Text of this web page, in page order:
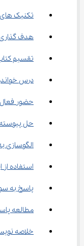
تکنیک
هدف
تقسیم
درس
حضور
حل
الگوسازی
استفاده
پاسخ به
مطالعه
خلاصه